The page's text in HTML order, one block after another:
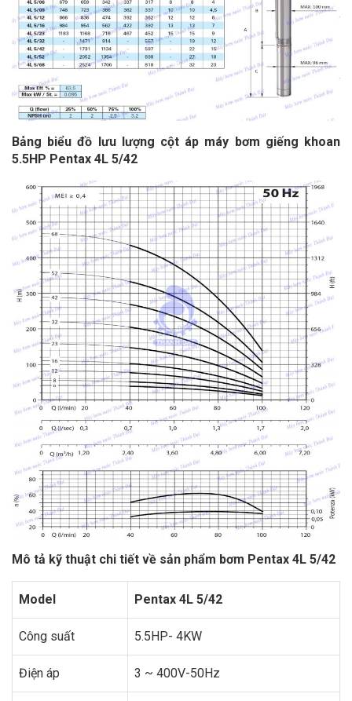
Bảng biểu đồ lưu lượng cột áp máy bơm giếng khoan
5.5HP Pentax 4L 5/42
Mô tả kỹ thuật chi tiết về sản phẩm bơm Pentax 4L 5/42
Model Pentax 4L 5/42
Công suất 5.5HP- 4KW
Điện áp 3 ~ 400V-50Hz